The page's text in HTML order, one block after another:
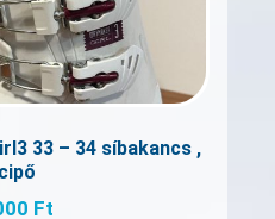
33 – 34 síbakancs ,
Ft